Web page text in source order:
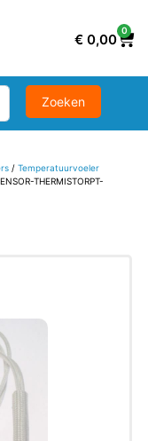
€ 0,00
0
/ Temperatuurvoeler
THERMISTORPT-